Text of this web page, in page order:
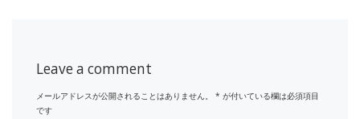
Leave a comment
メールアドレスが公開されることはありません。 * が付いている欄は必須項目
です